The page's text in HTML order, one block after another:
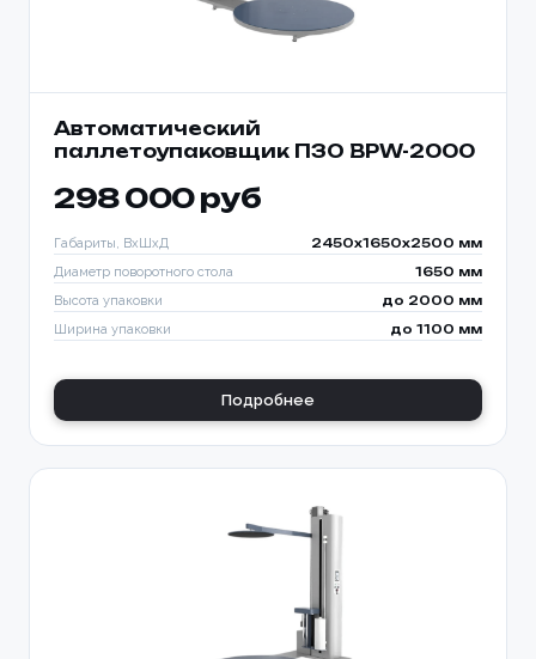
Автоматический
паллетоупаковщик ПЗО BPW-2000
298 000 руб
Габариты, ВхШхД 2450х1650х2500 мм
Диаметр поворотного стола 1650 мм
Высота упаковки до 2000 мм
Ширина упаковки до 1100 мм
Подробнее